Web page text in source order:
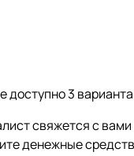
доступно 3
свяжется с
денежные